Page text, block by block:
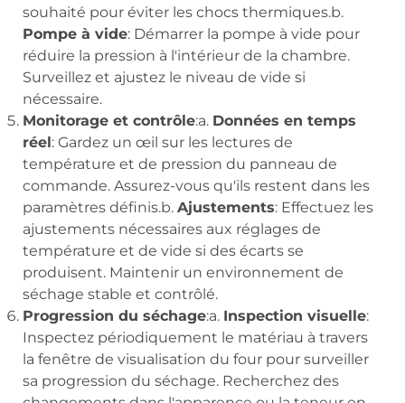
souhaité pour éviter les chocs thermiques.b.
Pompe à vide: Démarrer la pompe à vide pour
réduire la pression à l'intérieur de la chambre.
Surveillez et ajustez le niveau de vide si
nécessaire.
Monitorage et contrôle:a. Données en temps
réel: Gardez un œil sur les lectures de
température et de pression du panneau de
commande. Assurez-vous qu'ils restent dans les
paramètres définis.b. Ajustements: Effectuez les
ajustements nécessaires aux réglages de
température et de vide si des écarts se
produisent. Maintenir un environnement de
séchage stable et contrôlé.
Progression du séchage:a. Inspection visuelle:
Inspectez périodiquement le matériau à travers
la fenêtre de visualisation du four pour surveiller
sa progression du séchage. Recherchez des